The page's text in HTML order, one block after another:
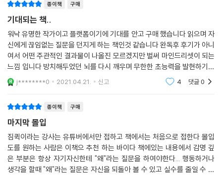
종이책 구매
기대되는 책..
워낙 유명한 작가이고 플랫폼이기에 기대를 안고 구매 했습니다 읽으며 자
신에게 끊임없는 질문을 던지게 하는 책인것 같습니다 완독후 후기가 아니
여서 어떤 주관적인 결과물이 나올진 모르겠지만 벌써 마인드리셋이 되는
느낌 입니다 방치해두었던 뇌를 다시 깨우며 무한한 초능력을 발현하기까
지 수많은 트레이닝과 암시로 지금보다 더 나은 내 자신을 만들어 보려합
j********0 2021.04.21. 신고 4 댓글0
종이책 구매
마지막 몰입
짐퀵이라는 강사는 유튜버에서만 접하고 책에서는 처음으로 접한다 몰입
도를 원하는 사람은 이책으 추천 하는 바이다 책에있는 내용에서 감명 깊
은 부분은 항상 자기자신한테 "왜"라는 질문을 하여야한다... 행동하거나
생각을 할때 "왜"라는 질문은 자신을 되돌아 볼 수 있고 실수를 줄일 수 있